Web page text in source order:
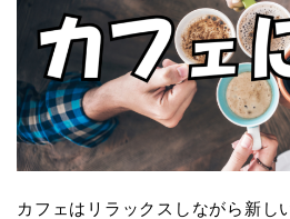
カフェはリラックスしながら新し